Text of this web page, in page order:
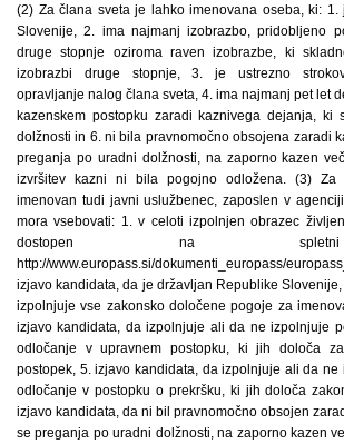
(2) Za člana sveta je lahko imenovana oseba, ki: 1.
Slovenije, 2. ima najmanj izobrazbo, pridobljeno
druge stopnje oziroma raven izobrazbe, ki
izobrazbi druge stopnje, 3. je ustrezno
opravljanje nalog člana sveta, 4. ima najmanj pet let
kazenskem postopku zaradi kaznivega dejanja, ki
dolžnosti in 6. ni bila pravnomočno obsojena zaradi
preganja po uradni dolžnosti, na zaporno kazen
izvršitev kazni ni bila pogojno odložena. (3)
imenovan tudi javni uslužbenec, zaposlen v
mora vsebovati: 1. v celoti izpolnjen obrazec
dostopen na
http://www.europass.si/dokumenti_europass/
izjavo kandidata, da je državljan Republike
izpolnjuje vse zakonsko določene pogoje za
izjavo kandidata, da izpolnjuje ali da ne izpolnjuje
odločanje v upravnem postopku, ki jih določa
postopek, 5. izjavo kandidata, da izpolnjuje ali da
odločanje v postopku o prekršku, ki jih določa
izjavo kandidata, da ni bil pravnomočno obsojen
se preganja po uradni dolžnosti, na zaporno kazen